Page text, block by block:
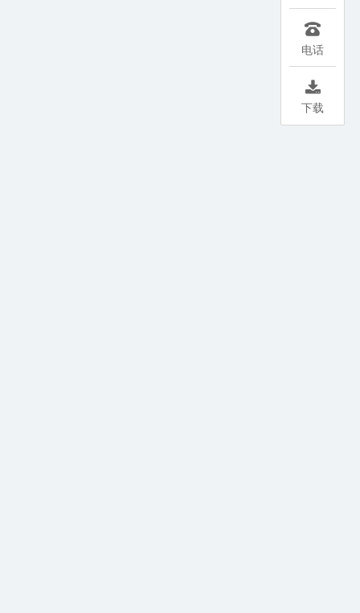

电话

下载